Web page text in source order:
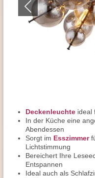
Deckenleuchte ideal
In der Küche eine
Abendessen
Sorgt im Esszimmer
Lichtstimmung
Bereichert Ihre
Entspannen
Ideal auch als